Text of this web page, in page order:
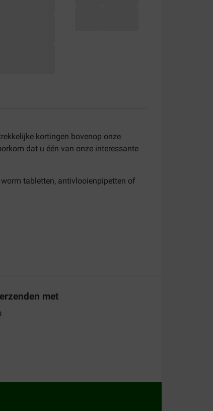
kortingen bovenop onze
dat u één van onze interessante
tabletten, antivlooienpipetten of
met